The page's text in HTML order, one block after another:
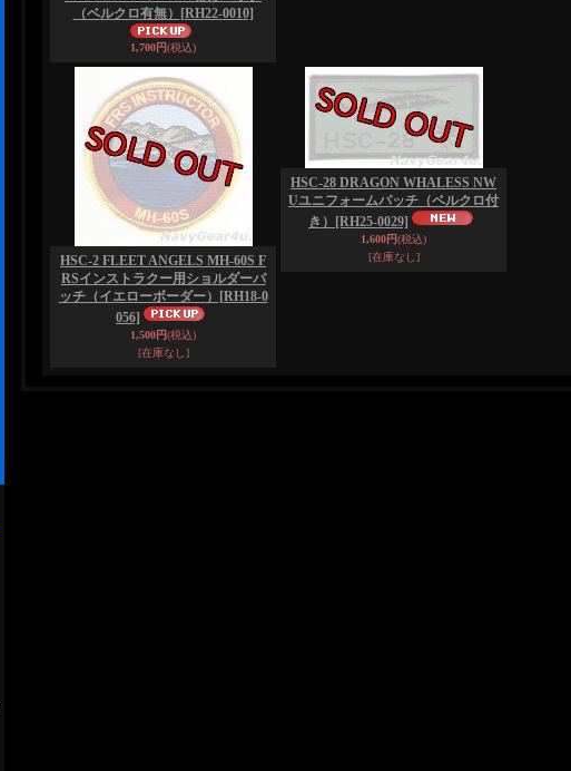
（ベルクロ有無）
[RH22-0010]
1,700円(税込)
HSC-2 FLEET ANGELS MH-60S F
RSインストラクー用ショルダーパ
ッチ（イエローボーダー）
[RH18-0
056]
1,500円(税込)
[在庫なし]
HSC-28 DRAGON WHALESS NW
Uユニフォームパッチ（ベルクロ付
き）
[RH25-0029]
1,600円(税込)
[在庫なし]